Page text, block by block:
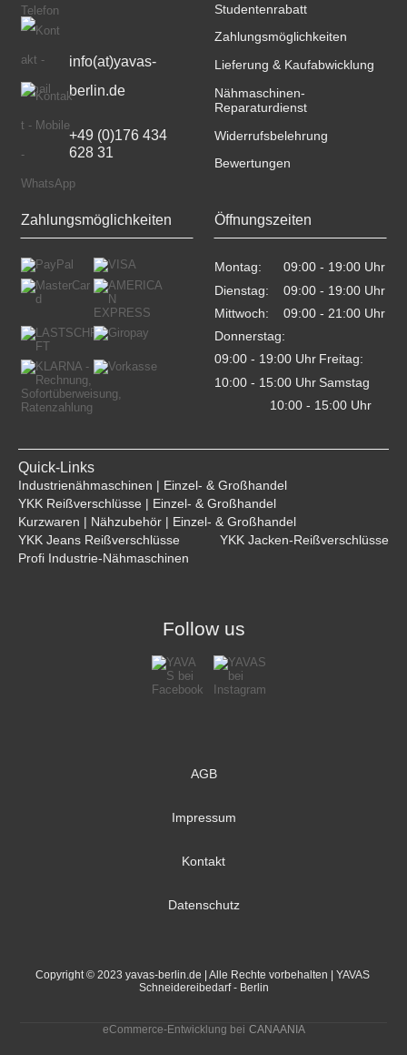
info(at)yavas-
berlin.de
+49 (0)176 434
628 31
Studentenrabatt
Zahlungsmöglichkeiten
Lieferung & Kaufabwicklung
Nähmaschinen-
Reparaturdienst
Widerrufsbelehrung
Bewertungen
Zahlungsmöglichkeiten Öffnungszeiten
Montag:
Dienstag:
Mittwoch:
Donnerstag:
09:00 - 19:00 Uhr
Freitag:
10:00 - 15:00 Uhr
Samstag
10:00 - 15:00 Uhr
Quick-Links
Industrienähmaschinen | Einzel- & Großhandel
YKK Reißverschlüsse | Einzel- & Großhandel
Kurzwaren | Nähzubehör | Einzel- & Großhandel
YKK Jeans Reißverschlüsse
YKK Jacken-Reißverschlüsse
Profi Industrie-Nähmaschinen
Follow us
AGB
Impressum
Kontakt
Datenschutz
Copyright © 2023 yavas-berlin.de | Alle Rechte vorbehalten | YAVAS
Schneidereibedarf - Berlin
eCommerce-Entwicklung bei CANAANIA